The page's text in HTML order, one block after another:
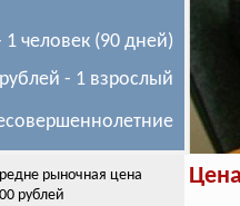
1 человек (90 дней)
рублей - 1 взрослый
рыночная цена
рублей